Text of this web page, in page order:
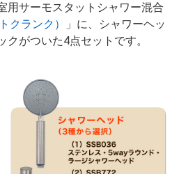
用サーモスタットシャワー混合
クランク）
」に、シャワーヘッ
クがついた4点セットです。